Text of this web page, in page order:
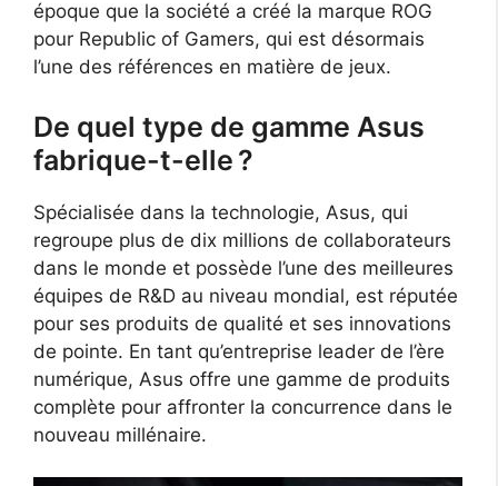
époque que la société a créé la marque ROG
pour Republic of Gamers, qui est désormais
l’une des références en matière de jeux.
De quel type de gamme Asus
fabrique-t-elle ?
Spécialisée dans la technologie, Asus, qui
regroupe plus de dix millions de collaborateurs
dans le monde et possède l’une des meilleures
équipes de R&D au niveau mondial, est réputée
pour ses produits de qualité et ses innovations
de pointe. En tant qu’entreprise leader de l’ère
numérique, Asus offre une gamme de produits
complète pour affronter la concurrence dans le
nouveau millénaire.